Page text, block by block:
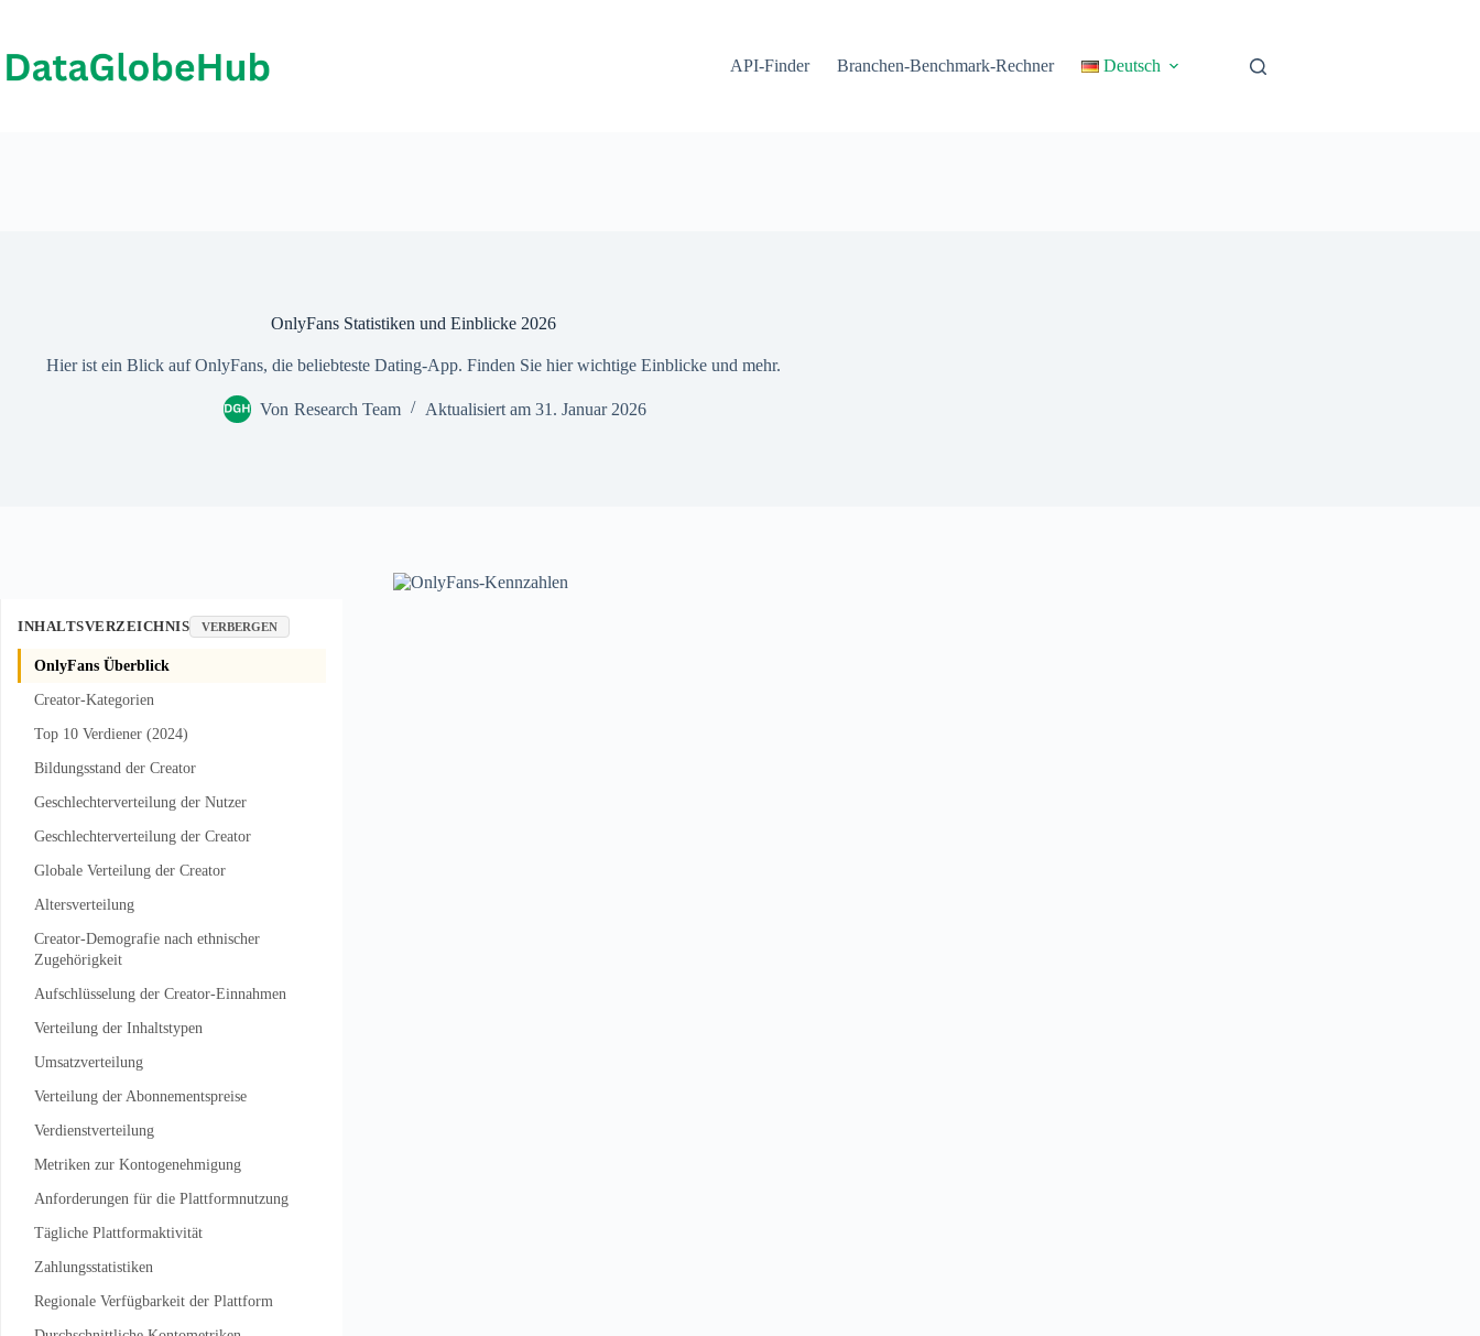
API-Finder
Branchen-Benchmark-Rechner Deutsch
OnlyFans Statistiken und Einblicke 2026
Hier ist ein Blick auf OnlyFans, die beliebteste Dating-App. Finden Sie hier wichtige Einblicke und mehr.
Von Research Team Aktualisiert am 31. Januar 2026
INHALTSVERZEICHNIS VERBERGEN
OnlyFans Überblick
Creator-Kategorien
Top 10 Verdiener (2024)
Bildungsstand der Creator
Geschlechterverteilung der Nutzer
Geschlechterverteilung der Creator
Globale Verteilung der Creator
Altersverteilung
Creator-Demografie nach ethnischer
Zugehörigkeit
Aufschlüsselung der Creator-Einnahmen
Verteilung der Inhaltstypen
Umsatzverteilung
Verteilung der Abonnementspreise
Verdienstverteilung
Metriken zur Kontogenehmigung
Anforderungen für die Plattformnutzung
Tägliche Plattformaktivität
Zahlungsstatistiken
Regionale Verfügbarkeit der Plattform